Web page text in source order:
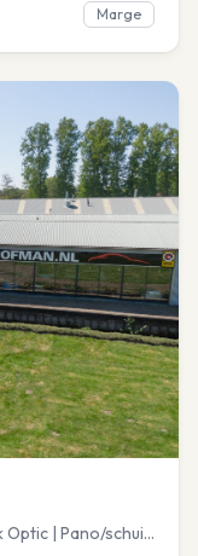
Marge
Optic | Pano/schuif